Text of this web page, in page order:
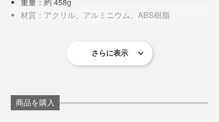
」に各サイズをセットした状態
毎日の終わりに。休日の読書時間に。テラスで過ごす夕
を、少しだけ特別な時間に変えてくれます。
材質：アクリル、アルミニウム、ABS樹脂
電源方式：充電式（約3.5時間充電で、約60〜100時
24hサイクルタイプ
さらに表示
商品を購入